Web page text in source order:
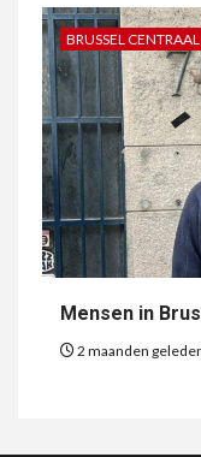
BRUSSEL CENTRAAL
Mensen in
2 maanden